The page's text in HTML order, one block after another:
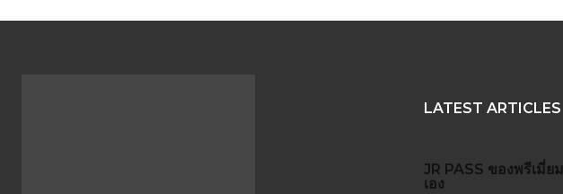
LATEST ARTICLES
JR PASS ของพรีเมี่ยม
เอง